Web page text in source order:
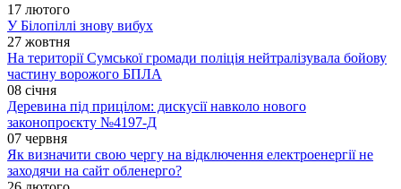
17 лютого
У Білопіллі знову вибух
27 жовтня
На території Сумської громади поліція нейтралізувала бойову
частину ворожого БПЛА
08 січня
Деревина під прицілом: дискусії навколо нового
законопроєкту №4197-Д
07 червня
Як визначити свою чергу на відключення електроенергії не
заходячи на сайт обленерго?